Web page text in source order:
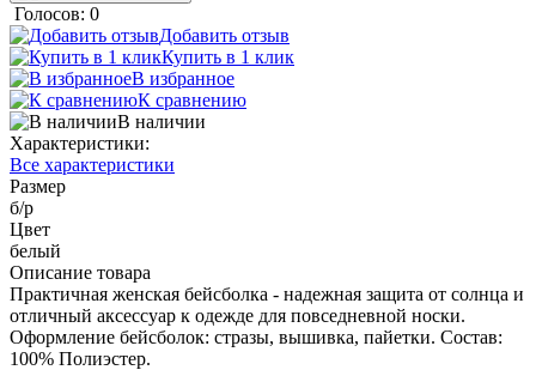
Голосов: 0
Добавить отзыв
Купить в 1 клик
В избранное
К сравнению
В наличии
Характеристики:
Все характеристики
Размер
б/р
Цвет
белый
Описание товара
Практичная женская бейсболка - надежная защита от солнца и
отличный аксессуар к одежде для повседневной носки.
Оформление бейсболок: стразы, вышивка, пайетки. Состав:
100% Полиэстер.